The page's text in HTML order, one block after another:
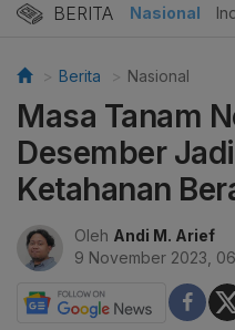
BERITA Nasional
Berita Nasional
Masa Tanam
Desember
Ketahanan
Oleh Andi M. Arief
9 November 2023,